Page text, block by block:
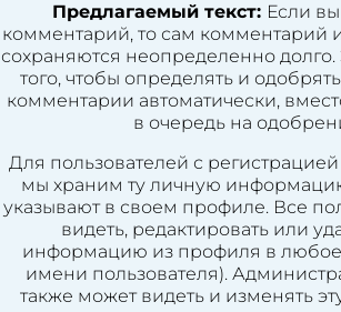
Предлагаемый текст: Если
комментарий, то сам комментарий
сохраняются неопределенно долго.
того, чтобы определять и
комментарии автоматически,
в очередь на
Для пользователей с
мы храним ту личную
указывают в своем профиле. Все
видеть, редактировать или
информацию из профиля в
имени пользователя).
также может видеть и изменять